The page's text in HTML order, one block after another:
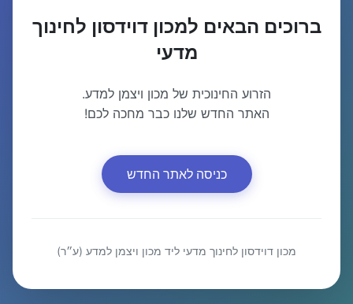
ברוכים הבאים למכון דוידסון לחינוך
מדעי
הזרוע החינוכית של מכון ויצמן למדע.
האתר החדש שלנו כבר מחכה לכם!
כניסה לאתר החדש
מכון דוידסון לחינוך מדעי ליד מכון ויצמן למדע (ע״ר)